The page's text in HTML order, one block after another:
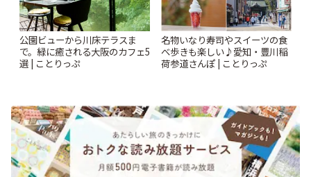
公園ビューから川床テラスま
で。緑に癒される大阪のカフェ5
選 | ことりっぷ
名物いなり寿司やスイーツの食
べ歩きも楽しい♪愛知・豊川稲
荷参道さんぽ | ことりっぷ